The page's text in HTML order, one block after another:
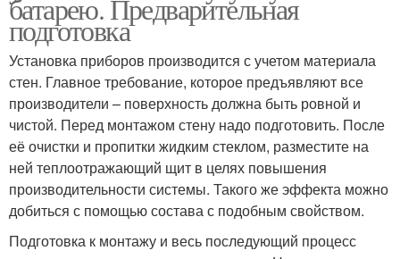
батарею. Предварительная
подготовка
Установка приборов производится с учетом материала
стен. Главное требование, которое предъявляют все
производители – поверхность должна быть ровной и
чистой. Перед монтажом стену надо подготовить. После
её очистки и пропитки жидким стеклом, разместите на
ней теплоотражающий щит в целях повышения
производительности системы. Такого же эффекта можно
добиться с помощью состава с подобным свойством.
Подготовка к монтажу и весь последующий процесс